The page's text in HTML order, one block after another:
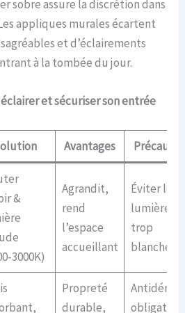
sobre assure la discrétion dans
appliques murales écartent
et d’éclairements
à la tombée du jour.
et sécuriser son entrée
Avantages
&
3000K)
Agrandit,
rend
l’espace
accueillant
Éviter les
lumières
trop
blanches
Propreté
durable,